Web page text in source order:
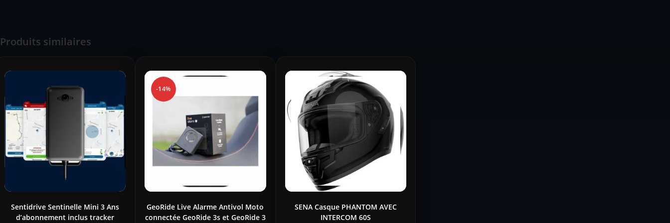
Produits similaires
Sentidrive Sentinelle Mini 3 Ans
d’abonnement inclus tracker
-14%
GeoRide Live Alarme Antivol Moto
connectée GeoRide 3s et GeoRide 3
SENA Casque PHANTOM AVEC
INTERCOM 60S